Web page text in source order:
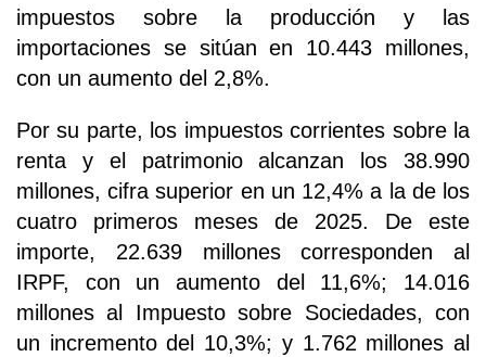
impuestos sobre la producción y las
importaciones se sitúan en 10.443 millones,
con un aumento del 2,8%.
Por su parte, los impuestos corrientes sobre la
renta y el patrimonio alcanzan los 38.990
millones, cifra superior en un 12,4% a la de los
cuatro primeros meses de 2025. De este
importe, 22.639 millones corresponden al
IRPF, con un aumento del 11,6%; 14.016
millones al Impuesto sobre Sociedades, con
un incremento del 10,3%; y 1.762 millones al